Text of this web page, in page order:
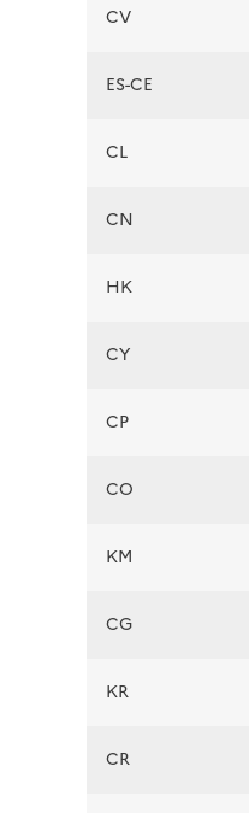
CV
ES-CE
CL
CN
HK
CY
CP
CO
KM
CG
KR
CR